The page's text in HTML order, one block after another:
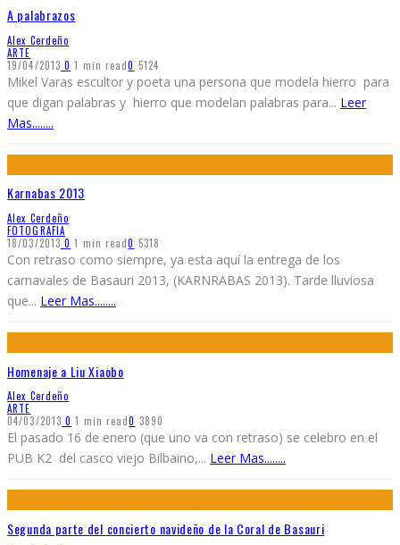
A palabrazos
Alex Cerdeño
ARTE
19/04/2013 0 1 min read0 5124
Mikel Varas escultor y poeta una persona que modela hierro para
que digan palabras y hierro que modelan palabras para... Leer
Mas........
Karnabas 2013
Alex Cerdeño
FOTOGRAFIA
18/03/2013 0 1 min read0 5318
Con retraso como siempre, ya esta aquí la entrega de los
carnavales de Basauri 2013, (KARNRABAS 2013). Tarde lluviosa
que... Leer Mas........
Homenaje a Liu Xiaobo
Alex Cerdeño
ARTE
04/03/2013 0 1 min read0 3890
El pasado 16 de enero (que uno va con retraso) se celebro en el
PUB K2 del casco viejo Bilbaino,... Leer Mas........
Segunda parte del concierto navideño de la Coral de Basauri